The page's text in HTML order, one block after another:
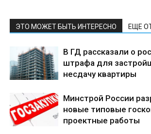
ЭТО МОЖЕТ БЫТЬ ИНТЕРЕСНО ЕЩЕ
В ГД рассказали о
штрафа для
несдачу квартиры
Минстрой России
новые типовые
проектные работы